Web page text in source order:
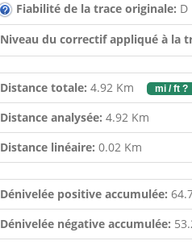
Fiabilité de la trace originale: D
Niveau du correctif appliqué à la
Distance totale: 4.92 Km mi / ft ?
Distance analysée: 4.92 Km
Distance linéaire: 0.02 Km
Dénivelée positive accumulée:
Dénivelée négative accumulée: